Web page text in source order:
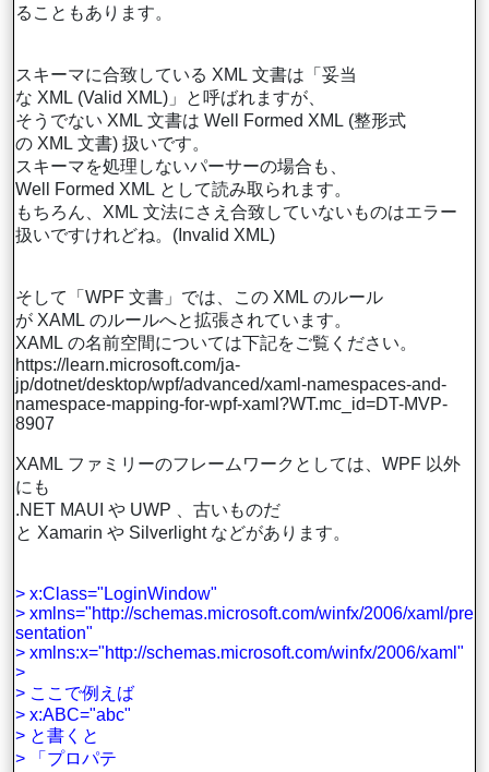
ることもあります。
スキーマに合致している XML 文書は「妥当
な XML (Valid XML)」と呼ばれますが、
そうでない XML 文書は Well Formed XML (整形式
の XML 文書) 扱いです。
スキーマを処理しないパーサーの場合も、
Well Formed XML として読み取られます。
もちろん、XML 文法にさえ合致していないものはエラー
扱いですけれどね。(Invalid XML)
そして「WPF 文書」では、この XML のルール
が XAML のルールへと拡張されています。
XAML の名前空間については下記をご覧ください。
https://learn.microsoft.com/ja-
jp/dotnet/desktop/wpf/advanced/xaml-namespaces-and-
namespace-mapping-for-wpf-xaml?WT.mc_id=DT-MVP-
8907
XAML ファミリーのフレームワークとしては、WPF 以外
にも
.NET MAUI や UWP 、古いものだ
と Xamarin や Silverlight などがあります。
> x:Class="LoginWindow"
> xmlns="http://schemas.microsoft.com/winfx/2006/xaml/pre
sentation"
> xmlns:x="http://schemas.microsoft.com/winfx/2006/xaml"
>
> ここで例えば
> x:ABC="abc"
> と書くと
> 「プロパテ